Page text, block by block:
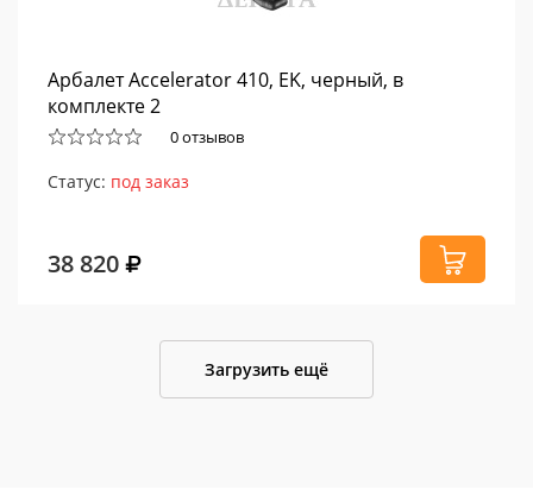
Арбалет Accelerator 410, EK, черный, в
комплекте 2
0 отзывов
Статус: под заказ
38 820
Загрузить ещё